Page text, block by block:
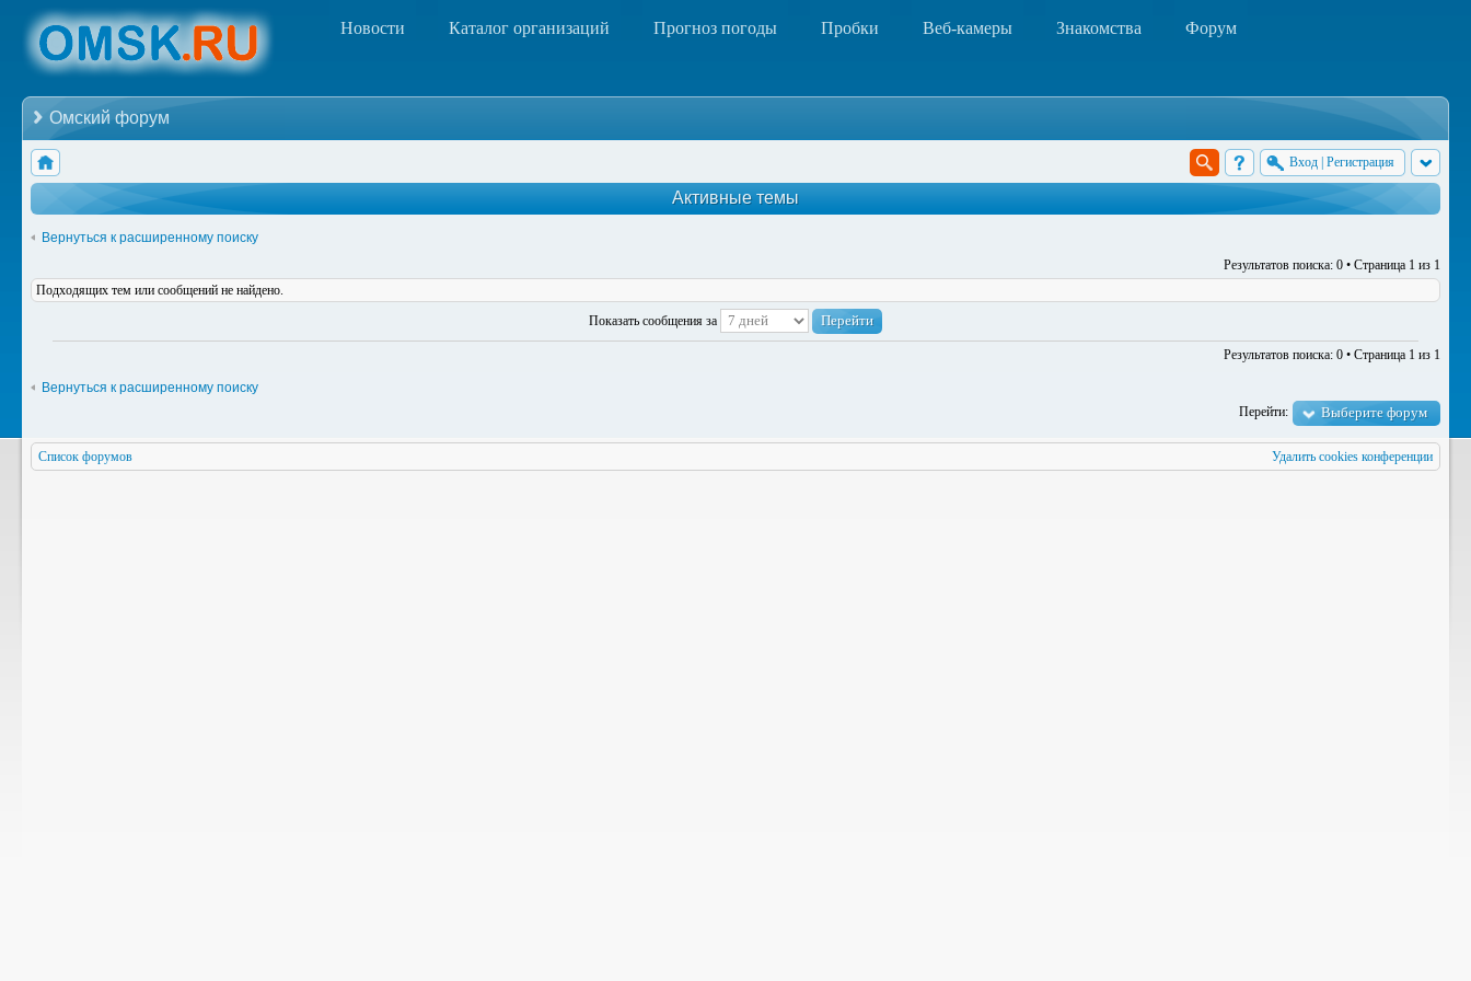
Новости Каталог организаций Прогноз погоды Пробки Веб-камеры Знакомства Форум
Омский форум
Вход Регистрация
Активные темы
Вернуться к расширенному поиску
Результатов поиска: 0 • Страница 1 из 1
Подходящих тем или сообщений не найдено.
Показать сообщения за
Результатов поиска: 0 • Страница 1 из 1
Вернуться к расширенному поиску
Перейти:
Выберите форум
Список форумов Удалить cookies конференции